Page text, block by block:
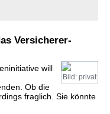
Versicherer-
Bild: privat
will
Ob die
fraglich. Sie könnte